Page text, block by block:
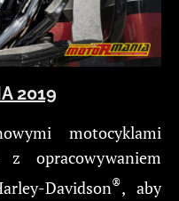
2019
motocyklami
opracowywaniem
Davidson®, aby